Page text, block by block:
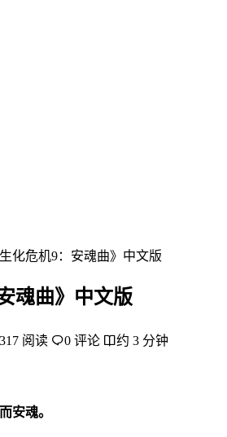
生化危机9：安魂曲》中文版
魂曲》中文版
317 阅读 0 评论 约 3 分钟
安魂。